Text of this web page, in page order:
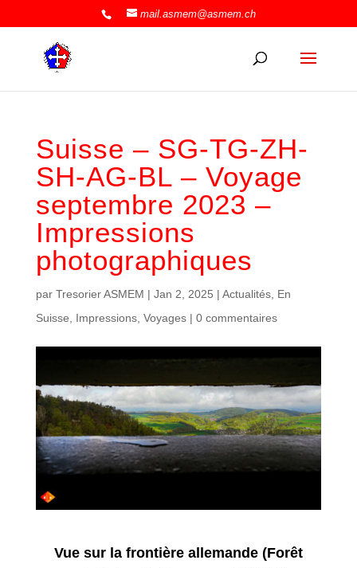
mail.asmem@asmem.ch
Suisse – SG-TG-ZH-
SH-AG-BL – Voyage
septembre 2023 –
Impressions
photographiques
par Tresorier ASMEM | Jan 2, 2025 | Actualités, En
Suisse
Impressions, Voyages| 0 commentaires
Vue sur la frontière allemande (Forêt